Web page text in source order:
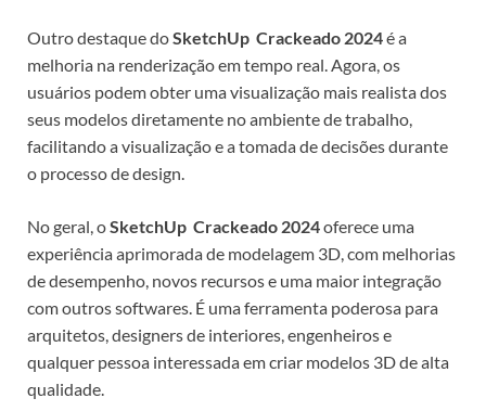
Outro destaque doSketchUp Crackeado 2024é a
melhoria na renderização em tempo real. Agora, os
usuários podem obter uma visualização mais realista dos
seus modelos diretamente no ambiente de trabalho,
facilitando a visualização e a tomada de decisões durante
o processo de design.
No geral, oSketchUp Crackeado 2024oferece uma
experiência aprimorada de modelagem 3D, com melhorias
de desempenho, novos recursos e uma maior integração
com outros softwares. É uma ferramenta poderosa para
arquitetos, designers de interiores, engenheiros e
qualquer pessoa interessada em criar modelos 3D de alta
qualidade.